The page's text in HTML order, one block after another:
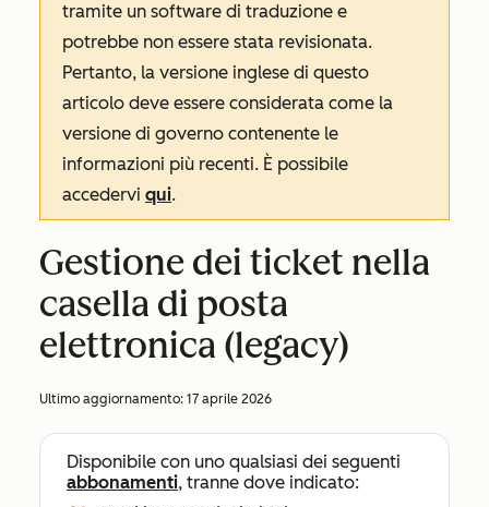
tramite un software di traduzione e
potrebbe non essere stata revisionata.
Pertanto, la versione inglese di questo
articolo deve essere considerata come la
versione di governo contenente le
informazioni più recenti. È possibile
accedervi qui.
Gestione dei ticket nella
casella di posta
elettronica (legacy)
Ultimo aggiornamento: 17 aprile 2026
Disponibile con uno qualsiasi dei seguenti
abbonamenti, tranne dove indicato: